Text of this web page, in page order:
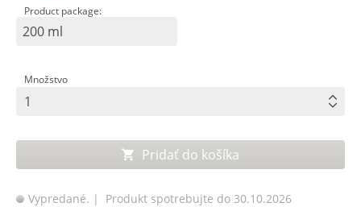
Product package:
200 ml
Množstvo
Pridať do košíka
Vypredané. | Produkt spotrebujte do 30.10.2026